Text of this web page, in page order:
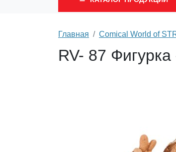
Главная Comical World of
RV- 87